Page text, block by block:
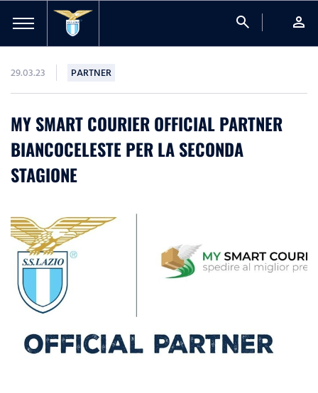
search person
29.03.23 PARTNER
MY SMART COURIER OFFICIAL PARTNER
BIANCOCELESTE PER LA SECONDA
STAGIONE